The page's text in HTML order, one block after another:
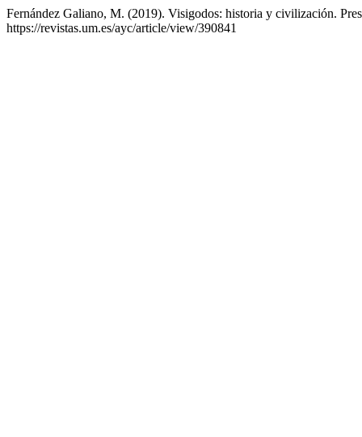
Fernández Galiano, M. (2019). Visigodos: historia y civilización.
https://revistas.um.es/ayc/article/view/390841